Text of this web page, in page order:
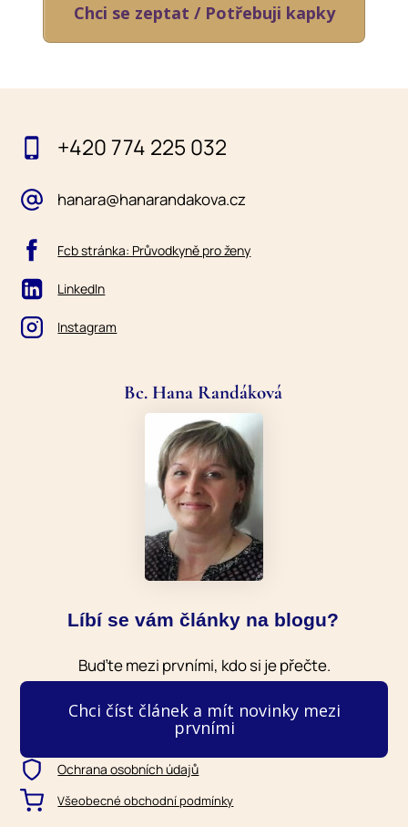
Chci se zeptat / Potřebuji kapky
+420 774 225 032
hanara@hanarandakova.cz
Fcb stránka: Průvodkyně pro ženy
LinkedIn
Instagram
Bc. Hana Randáková
Líbí se vám články na blogu?
Buďte mezi prvními, kdo si je přečte.
Chci číst článek a mít novinky mezi
prvními
Ochrana osobních údajů
Všeobecné obchodní podmínky